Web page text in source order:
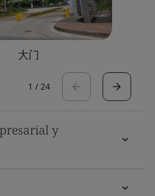
大门
1 / 24
y